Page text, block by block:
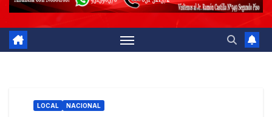
LOCAL NACIONAL